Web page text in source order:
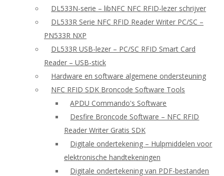
DL533N-serie – libNFC NFC RFID-lezer schrijver
DL533R Serie NFC RFID Reader Writer PC/SC –
PN533R NXP
DL533R USB-lezer – PC/SC RFID Smart Card
Reader – USB-stick
Hardware en software algemene ondersteuning
NFC RFID SDK Broncode Software Tools
APDU Commando's Software
Desfire Broncode Software – NFC RFID
Reader Writer Gratis SDK
Digitale ondertekening – Hulpmiddelen voor
elektronische handtekeningen
Digitale ondertekening van PDF-bestanden